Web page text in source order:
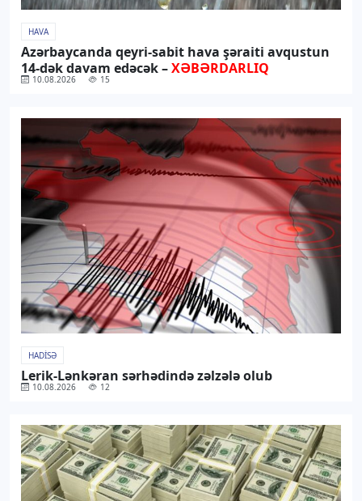
HAVA
Azərbaycanda qeyri-sabit hava şəraiti avqustun
14-dək davam edəcək –XƏBƏRDARLIQ
10.08.2026 15
HADISƏ
Lerik-Lənkəran sərhədində zəlzələ olub
10.08.2026 12